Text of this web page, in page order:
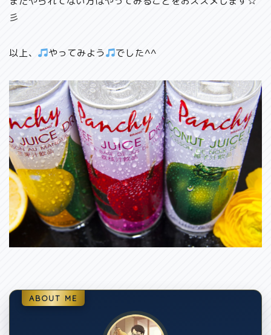
彡
以上、 やってみよう でした^^
ABOUT ME